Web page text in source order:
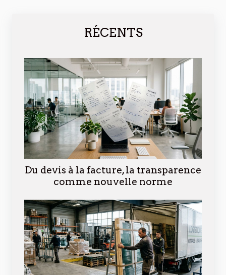
RÉCENTS
Du devis à la facture, la transparence
comme nouvelle norme